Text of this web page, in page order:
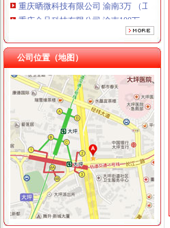
重庆金品科技有限公司 渝南100万 （进出
上海蓝天房屋装饰工程有限公司重庆分
成都国科海博信息技术股份有限公司重庆
公司位置（地图）
谢家湾办执照
北京个人5000-6500元房屋出租两室中等
【天水二手家电/二手电器_天水二手家电
关于湖北鄂州农村商业银行股份有限公司
宣恩县办理中央第三环保督察组交办案件
2014年江苏扬州市区小学施教区公布_少儿
重庆谢家湾建委工地上岗证办理报名费用